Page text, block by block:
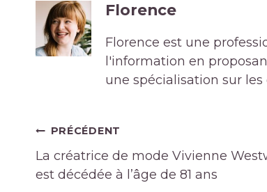
Florence
Florence est une
l'information en
une spécialisation sur
Navigation
de
l’article
PRÉCÉDENT
La créatrice de mode Vivienne
est décédée à l’âge de 81 ans